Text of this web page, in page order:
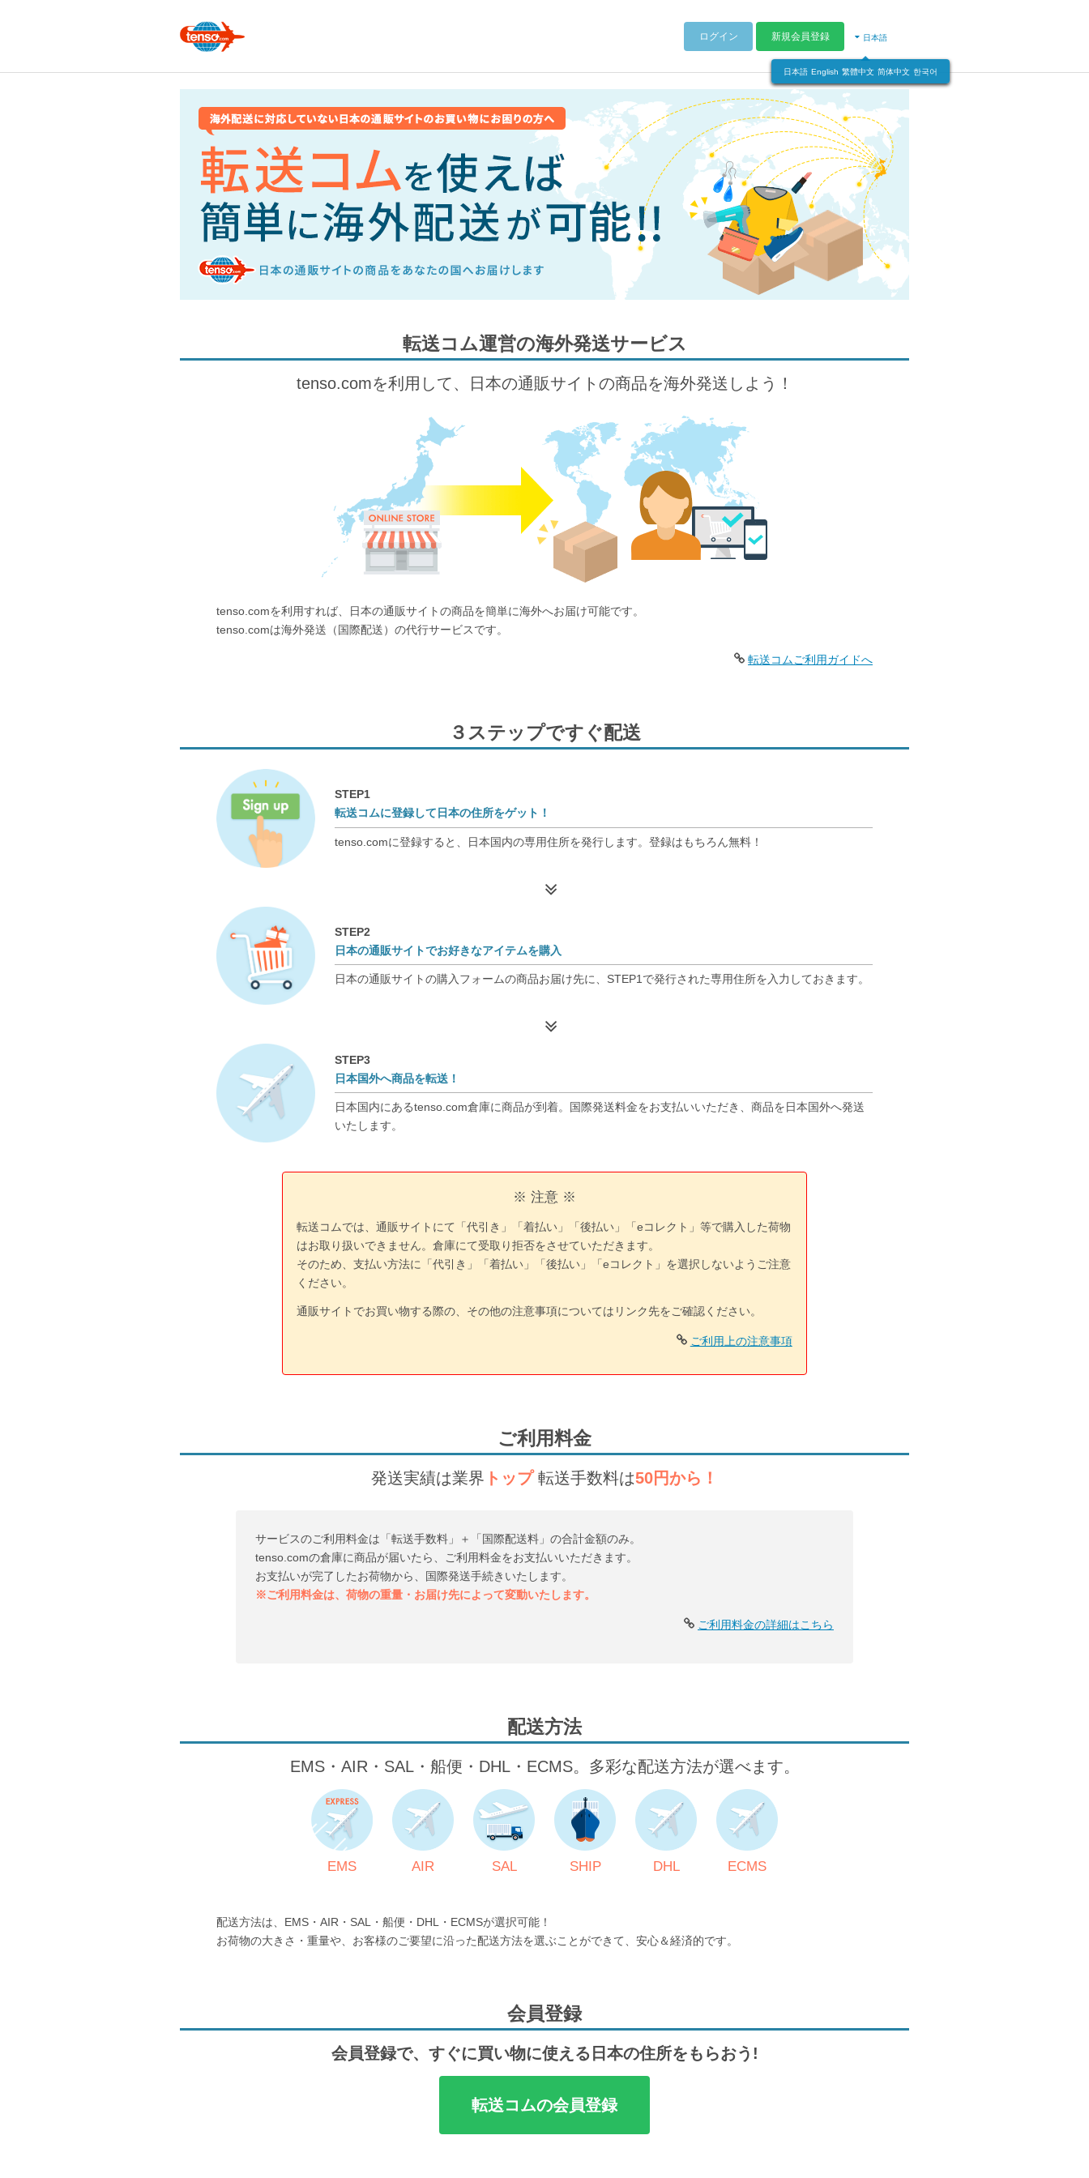
ログイン 新規会員登録 日本語
日本語 English 繁體中文 简体中文 한국어
転送コム運営の海外発送サービス
tenso.comを利用して、日本の通販サイトの商品を海外発送しよう！
tenso.comを利用すれば、日本の通販サイトの商品を簡単に海外へお届け可能です。
tenso.comは海外発送（国際配送）の代行サービスです。
転送コムご利用ガイドへ
３ステップですぐ配送
STEP1
転送コムに登録して日本の住所をゲット！
tenso.comに登録すると、日本国内の専用住所を発行します。登録はもちろん無料！
STEP2
日本の通販サイトでお好きなアイテムを購入
日本の通販サイトの購入フォームの商品お届け先に、STEP1で発行された専用住所を入力しておきます。
STEP3
日本国外へ商品を転送！
日本国内にあるtenso.com倉庫に商品が到着。国際発送料金をお支払いいただき、商品を日本国外へ発送
いたします。
※ 注意 ※
転送コムでは、通販サイトにて「代引き」「着払い」「後払い」「eコレクト」等で購入した荷物
はお取り扱いできません。倉庫にて受取り拒否をさせていただきます。
そのため、支払い方法に「代引き」「着払い」「後払い」「eコレクト」を選択しないようご注意
ください。
通販サイトでお買い物する際の、その他の注意事項についてはリンク先をご確認ください。
ご利用上の注意事項
ご利用料金
発送実績は業界 トップ 転送手数料は50円から！
サービスのご利用料金は「転送手数料」＋「国際配送料」の合計金額のみ。
tenso.comの倉庫に商品が届いたら、ご利用料金をお支払いいただきます。
お支払いが完了したお荷物から、国際発送手続きいたします。
※ご利用料金は、荷物の重量・お届け先によって変動いたします。
ご利用料金の詳細はこちら
配送方法
EMS・AIR・SAL・船便・DHL・ECMS。多彩な配送方法が選べます。
EMS AIR SAL SHIP DHL ECMS
配送方法は、EMS・AIR・SAL・船便・DHL・ECMSが選択可能！
お荷物の大きさ・重量や、お客様のご要望に沿った配送方法を選ぶことができて、安心＆経済的です。
会員登録
会員登録で、すぐに買い物に使える日本の住所をもらおう!
転送コムの会員登録